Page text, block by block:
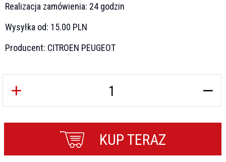
Realizacja zamówienia: 24 godzin
Wysyłka od: 15.00 PLN
Producent: CITROEN PEUGEOT
KUP TERAZ